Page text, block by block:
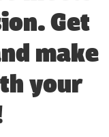
Get
make
your